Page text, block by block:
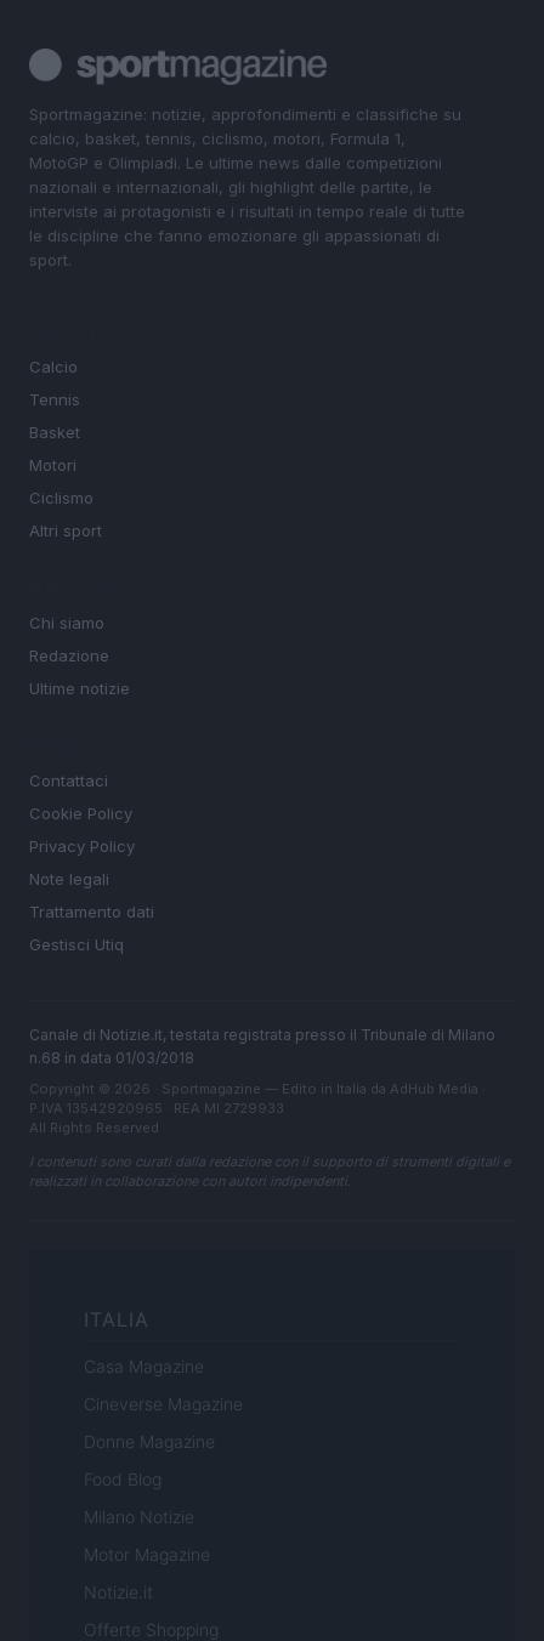
Sportmagazine: notizie, approfondimenti e classifiche su
calcio, basket, tennis, ciclismo, motori, Formula 1,
MotoGP e Olimpiadi. Le ultime news dalle competizioni
nazionali e internazionali, gli highlight delle partite, le
interviste ai protagonisti e i risultati in tempo reale di tutte
le discipline che fanno emozionare gli appassionati di
sport.
Calcio
Tennis
Basket
Motori
Ciclismo
Altri sport
Chi siamo
Redazione
Ultime notizie
Contattaci
Cookie Policy
Privacy Policy
Note legali
Trattamento dati
Gestisci Utiq
Canale di Notizie.it, testata registrata presso il Tribunale di Milano
n.68 in data 01/03/2018
Copyright © 2026 · Sportmagazine — Edito in Italia da AdHub Media
P.IVA 13542920965 · REA MI 2729933
All Rights Reserved
I contenuti sono curati dalla redazione con il supporto di strumenti digitali e
realizzati in collaborazione con autori indipendenti.
ITALIA
Casa Magazine
Cineverse Magazine
Donne Magazine
Food Blog
Milano Notizie
Motor Magazine
Notizie.it
Offerte Shopping